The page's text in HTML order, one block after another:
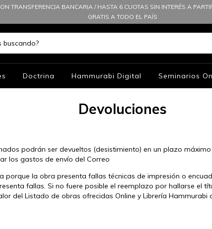
TRANSFERENCIA BANCARIA / HASTA 6 CUOTAS SIN INTERÉS A
GRATIS A TODO EL PAÍS
Doctrina Hammurabi Digital Seminarios
Devoluciones
podrán ser devueltos (desistimiento) en un plazo
los gastos de envío del Correo
porque la obra presenta fallas técnicas de impresión o
fallas. Si no fuere posible el reemplazo por hallarse el
del Listado de obras ofrecidas Online y Librería